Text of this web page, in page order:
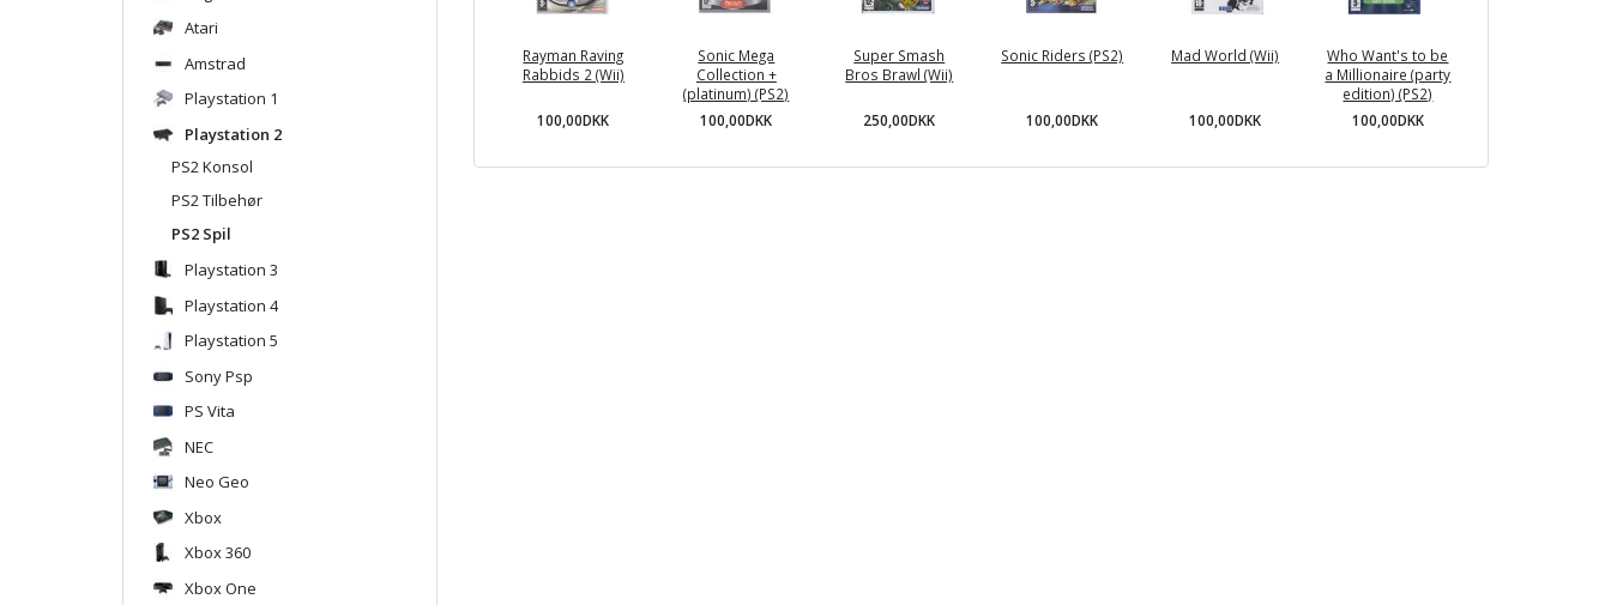
Atari
Amstrad
Playstation 1
Playstation 2
PS2 Konsol
PS2 Tilbehør
PS2 Spil
Playstation 3
Playstation 4
Playstation 5
Sony Psp
PS Vita
NEC
Neo Geo
Xbox
Xbox 360
Xbox One
Rayman Raving
Rabbids 2 (Wii)
100,00DKK
Sonic Mega
Collection +
(platinum) (PS2)
100,00DKK
Super Smash
Bros Brawl (Wii)
250,00DKK
Sonic Riders (PS2)
100,00DKK
Mad World (Wii)
100,00DKK
Who Want's to be
a Millionaire (party
edition) (PS2)
100,00DKK